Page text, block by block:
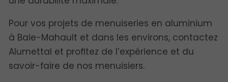
Pour vos projets de menuiseries en aluminium
à Baie-Mahault et dans les environs, contactez
Alumettal et profitez de l’expérience et du
savoir-faire de nos menuisiers.